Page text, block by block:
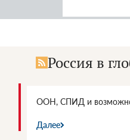
Россия в
ООН, СПИД и
Далее